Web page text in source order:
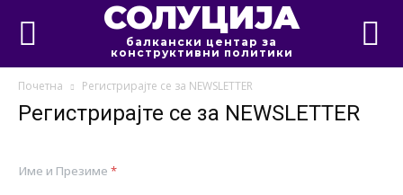
СОЛУЦИЈА
балкански центар за
конструктивни политики
Почетна Регистрирајте се за NEWSLETTER
Регистрирајте се за NEWSLETTER
Име и Презиме *